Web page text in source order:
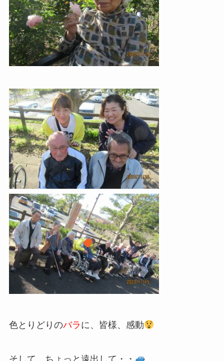
色とりどりのバラ に、皆様、感動
そして、ちょっと遠出して・・